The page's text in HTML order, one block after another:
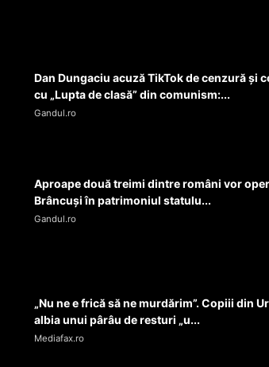
Dan Dungaciu acuză TikTok de cenzură și
cu „Lupta de clasă” din comunism:...
Gandul.ro
Aproape două treimi dintre români vor
Brâncuși în patrimoniul statulu...
Gandul.ro
„Nu ne e frică să ne murdărim”. Copiii din
albia unui pârâu de resturi „u...
Mediafax.ro